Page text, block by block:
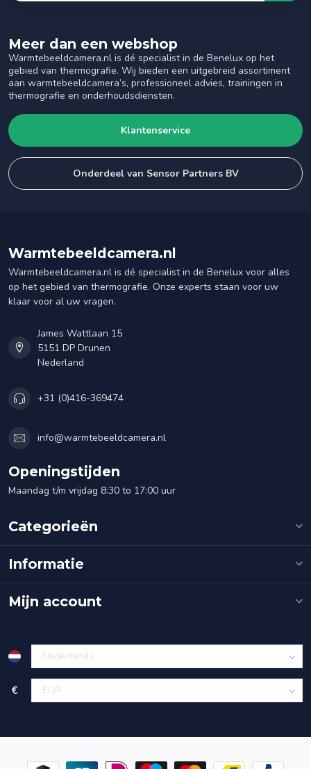
Meer dan een webshop
Warmtebeeldcamera.nl is dé specialist in de Benelux op het
gebied van thermografie. Wij bieden een uitgebreid assortiment
aan warmtebeeldcamera’s, professioneel advies, trainingen in
thermografie en onderhoudsdiensten.
Klantenservice
Onderdeel van Sensor Partners BV
Warmtebeeldcamera.nl
Warmtebeeldcamera.nl is dé specialist in de Benelux voor alles
op het gebied van thermografie. Onze experts staan voor uw
klaar voor al uw vragen.
James Wattlaan 15
5151 DP Drunen
Nederland
+31 (0)416-369474
info@warmtebeeldcamera.nl
Openingstijden
Maandag t/m vrijdag 8:30 to 17:00 uur
Categorieën
Informatie
Mijn account
€